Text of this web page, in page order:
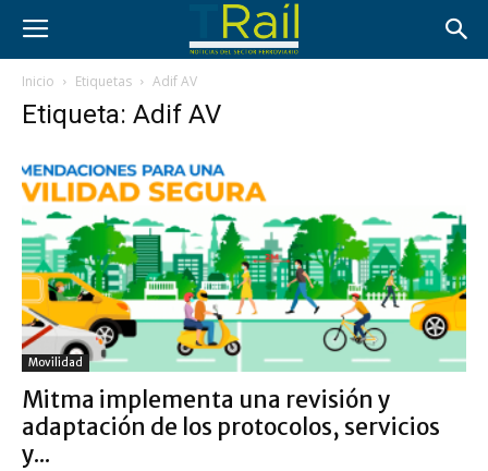
Inicio Etiquetas Adif AV
Etiqueta: Adif AV
Movilidad
Mitma implementa una revisión y
adaptación de los protocolos, servicios
y...